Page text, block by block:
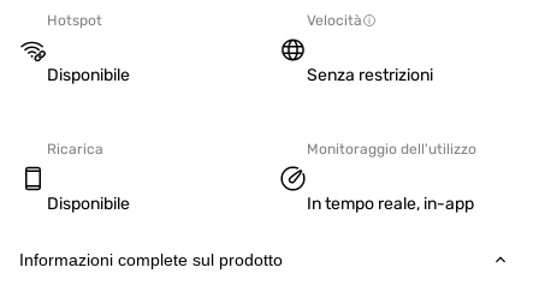
Hotspot
Disponibile
Velocità
Senza restrizioni
Ricarica
Disponibile
Monitoraggio dell'utilizzo
In tempo reale, in-app
Informazioni complete sul prodotto